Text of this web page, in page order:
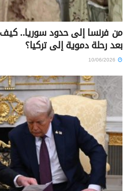
من فرنسا إلى حدود سوريا..
بعد رحلة دموية إلى تركيا؟